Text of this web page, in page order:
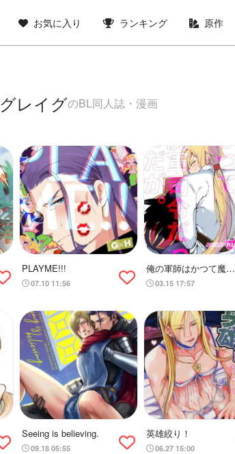
お気に入り ランキング 原作
グレイグのBL同人誌・漫画
PLAYME!!!
07.10 11:56
俺の軍師はかつて魔軍
司令だったのだが。
03.15 17:57
Seeing is believing.
09.18 05:55
英雄絞り！
06.27 15:00